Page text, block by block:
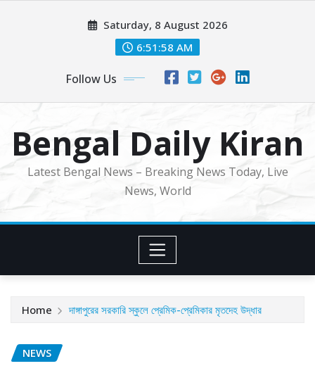
Saturday, 8 August 2026
6:52:00 AM
Follow Us
Bengal Daily Kiran
Latest Bengal News – Breaking News Today, Live
News, World
Home দাঙ্গাপুরের সরকারি স্কুলে প্রেমিক-প্রেমিকার মৃতদেহ উদ্ধার
NEWS